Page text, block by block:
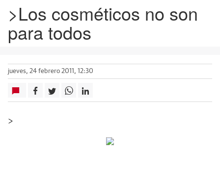
>Los cosméticos no son
para todos
jueves, 24 febrero 2011, 12:30
>